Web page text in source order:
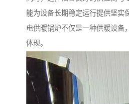
能为设备长期稳定运行提供坚实
电供暖锅炉不仅是一种供暖设备
体现。